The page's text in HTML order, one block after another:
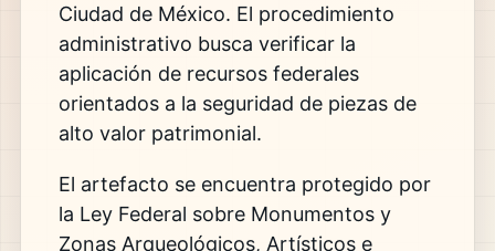
Ciudad de México. El procedimiento
administrativo busca verificar la
aplicación de recursos federales
orientados a la seguridad de piezas de
alto valor patrimonial.
El artefacto se encuentra protegido por
la Ley Federal sobre Monumentos y
Zonas Arqueológicos, Artísticos e